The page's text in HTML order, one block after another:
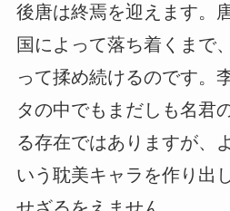
後唐は終焉を迎えます。
国によって落ち着くまで
って揉め続けるのです。
タの中でもまだしも名君
る存在ではありますが、
いう耽美キャラを作り出